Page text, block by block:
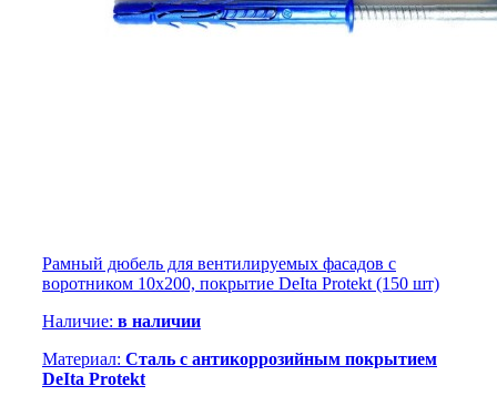
Рамный дюбель для вентилируемых фасадов с
воротником 10х200, покрытие DeIta Protekt (150 шт)
Наличие: в наличии
Материал: Сталь с антикоррозийным покрытием
DeIta Protekt